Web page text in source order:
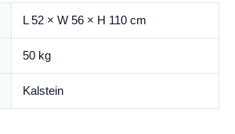
L 52 × W 56 × H 110 cm
50 kg
Kalstein